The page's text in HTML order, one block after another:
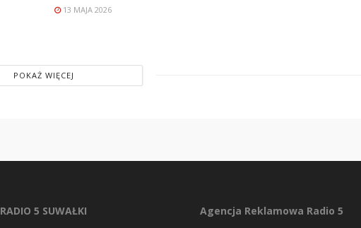
13 MAJA 2026
POKAŻ WIĘCEJ
RADIO 5 SUWAŁKI
Agencja Reklamowa Radio 5